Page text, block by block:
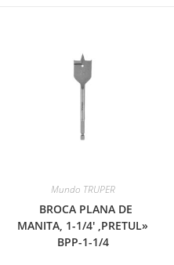
Mundo TRUPER
BROCA PLANA DE
MANITA, 1-1/4′ ,PRETUL»
BPP-1-1/4